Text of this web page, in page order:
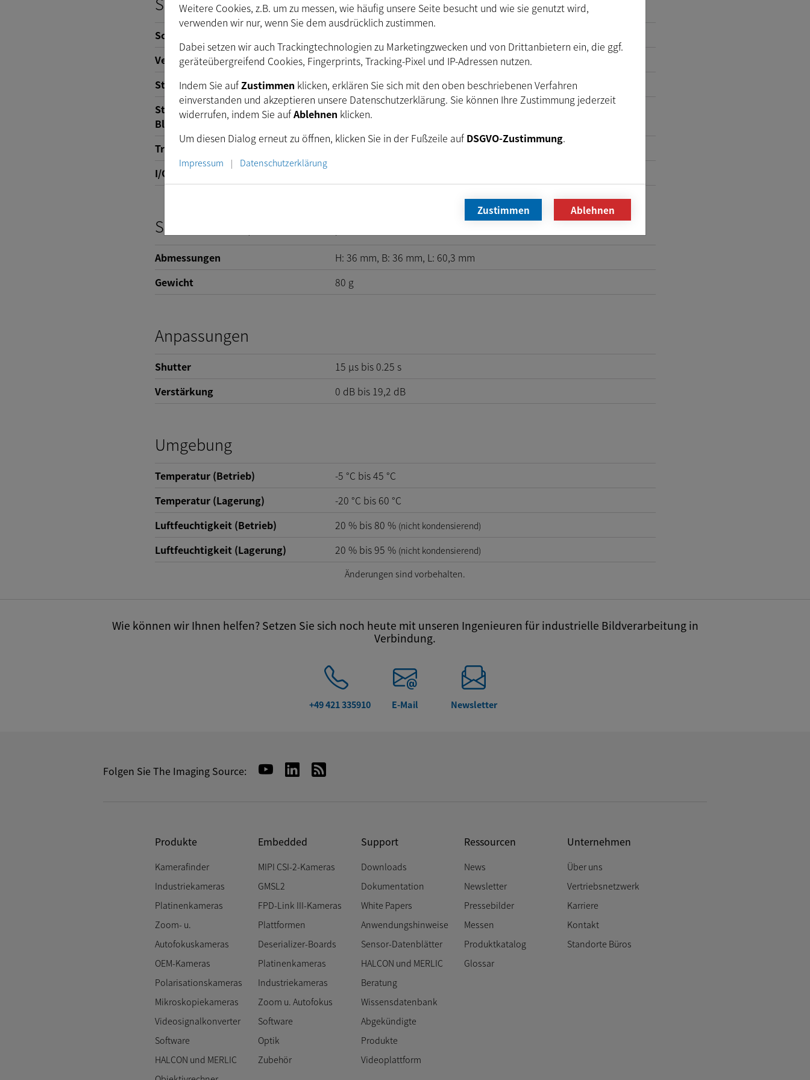
Schnittstelle
Versorgungsspannung
27VDCbis10VDC
Stromverbrauch
Ca. 95mA@18 VDC
Steuerung der automatischen
Blende
Trigger
I/O
Schnittstelle (mechanisch)
Abmessungen H: 36 mm, B: 36 mm, L: 60,3 mm
Gewicht
80 g
Anpassungen
Shutter
15 µs bis 0.25 s
Verstärkung
0 dBbis 19,2 dB
Umgebung
Temperatur (Betrieb) -5 °C bis45 °C
Temperatur (Lagerung)
-20 °C bis 60 °C
Luftfeuchtigkeit (Betrieb)
20 %bis80 % (nicht kondensierend)
Luftfeuchtigkeit (Lagerung) 20 %bis95 % (nicht kondensierend)
Änderungen sind vorbehalten.
Wie können wir Ihnen helfen? Setzen Sie sich noch heute mit unseren Ingenieuren für industrielle Bildverarbeitung in
Verbindung.
+49 421 335910 E-Mail Newsletter
Folgen Sie The Imaging Source:
Produkte
Kamerafinder
Industriekameras
Platinenkameras
Zoom- u.
Autofokuskameras
OEM-Kameras
Polarisationskameras
Mikroskopiekameras
Videosignalkonverter
Software
HALCON und MERLIC
Embedded
MIPI CSI-2-Kameras
GMSL2
FPD-Link III-Kameras
Plattformen
Deserializer-Boards
Platinenkameras
Industriekameras
Zoom u. Autofokus
Software
Optik
Zubehör
Support
Downloads
Dokumentation
White Papers
Anwendungshinweise
Sensor-Datenblätter
HALCON und MERLIC
Beratung
Wissensdatenbank
Abgekündigte
Produkte
Videoplattform
Ressourcen
News
Newsletter
Pressebilder
Messen
Produktkatalog
Glossar
Unternehmen
Über uns
Vertriebsnetzwerk
Karriere
Kontakt
Standorte Büros
Weitere Cookies, z.B. um zu messen, wie häufig unsere Seite besucht und wie sie genutzt wird,
verwenden wir nur, wenn Sie dem ausdrücklich zustimmen.
Dabei setzen wir auch Trackingtechnologien zu Marketingzwecken und von Drittanbietern ein, die ggf.
geräteübergreifend Cookies, Fingerprints, Tracking-Pixel und IP-Adressen nutzen.
Indem Sie aufZustimmen klicken, erklären Sie sich mit den oben beschriebenen Verfahren
einverstanden und akzeptieren unsere Datenschutzerklärung. Sie können Ihre Zustimmung jederzeit
widerrufen, indem Sie aufAblehnen klicken.
Um diesen Dialog erneut zu öffnen, klicken Sie in der Fußzeile auf DSGVO-Zustimmung.
Impressum | Datenschutzerklärung
Zustimmen Ablehnen